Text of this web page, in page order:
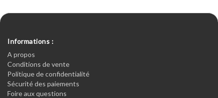
Informations :
A propos
Conditions de vente
Politique de confidentialité
Sécurité des paiements
Foire aux questions